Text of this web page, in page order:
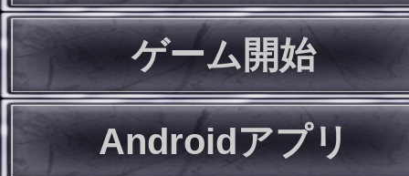
ゲーム開始
Androidアプリ